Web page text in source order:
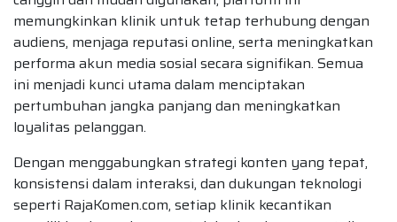
memungkinkan klinik untuk tetap terhubung dengan
audiens, menjaga reputasi online, serta meningkatkan
performa akun media sosial secara signifikan. Semua
ini menjadi kunci utama dalam menciptakan
pertumbuhan jangka panjang dan meningkatkan
loyalitas pelanggan.
Dengan menggabungkan strategi konten yang tepat,
konsistensi dalam interaksi, dan dukungan teknologi
seperti RajaKomen.com, setiap klinik kecantikan